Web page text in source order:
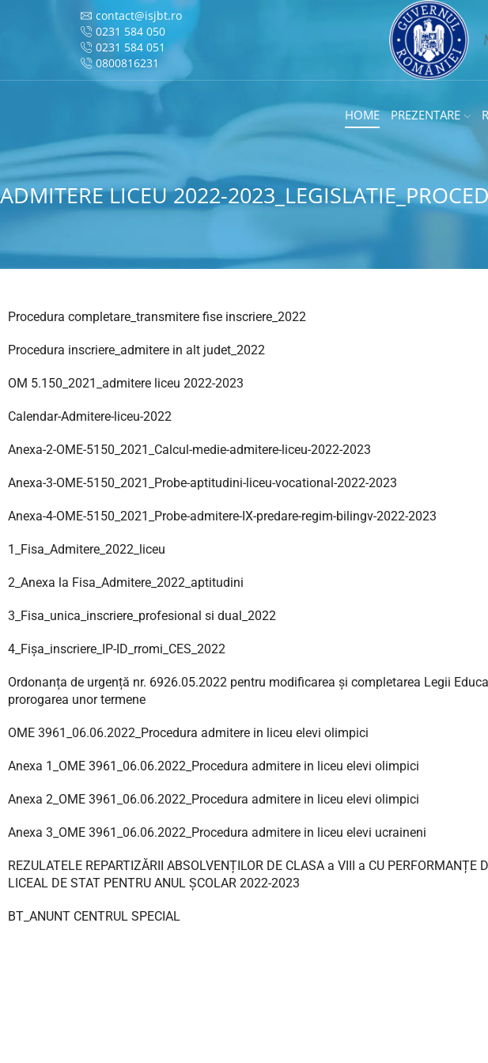
contact@isjbt.ro
0231 584 050
0231 584 051
0800816231
HOME PREZENTARE
ADMITERE LICEU 2022-
Procedura completare_transmitere fise inscriere_2022
Procedura inscriere_admitere in alt judet_2022
OM 5.150_2021_admitere liceu 2022-2023
Calendar-Admitere-liceu-2022
Anexa-2-OME-5150_2021_ Calcul-medie-admitere-liceu-2022-2023
Anexa-3-OME-5150_2021_Probe-aptitudini-liceu-vocational-2022-2023
Anexa-4-OME-5150_2021_Probe-admitere-IX-predare-regim-bilingv-2022-2023
1_Fisa_Admitere_2022_liceu
2_Anexa la Fisa_Admitere_2022_aptitudini
3_Fisa_unica_inscriere_profesional si dual_2022
4_Fişa_inscriere_IP-ID_rromi_CES_2022
Ordonanța de urgență nr. 6926.05.2022 pentru modificarea și completarea Legii
prorogarea unor termene
OME 3961_06.06.2022_Procedura admitere in liceu elevi olimpici
Anexa 1_OME 3961_06.06.2022_Procedura admitere in liceu elevi olimpici
Anexa 2_OME 3961_06.06.2022_Procedura admitere in liceu elevi olimpici
Anexa 3_OME 3961_06.06.2022_Procedura admitere in liceu elevi ucraineni
REZULATELE REPARTIZĂRII ABSOLVENȚILOR DE CLASA a VIII a CU PERFORMANȚE
LICEAL DE STAT PENTRU ANUL ȘCOLAR 2022-2023
BT_ANUNT CENTRUL SPECIAL